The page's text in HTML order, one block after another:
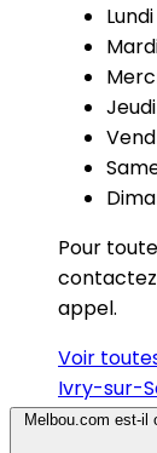
Pour
appel.
Voir
Ivry-sur-
Melbou.com est-il